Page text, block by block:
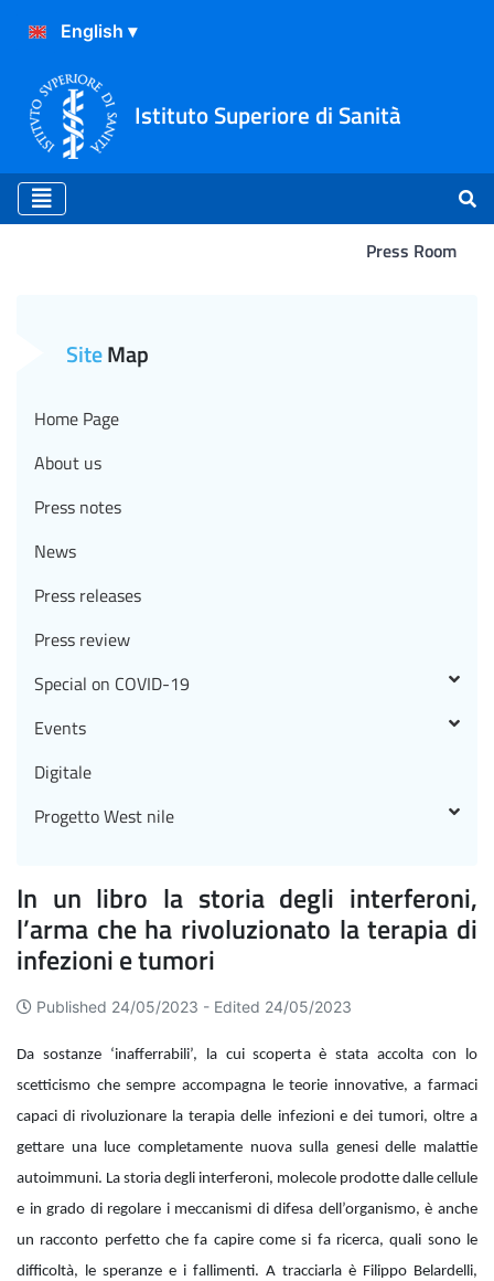
Istituto Superiore di Sanità
Press Room
In un libro la storia degli interferoni,
l’arma che ha rivoluzionato la terapia di
infezioni e tumori
Published 24/05/2023 - Edited 24/05/2023
Da sostanze ‘inafferrabili’, la cui scoperta è stata accolta con lo
scetticismo che sempre accompagna le teorie innovative, a farmaci
capaci di rivoluzionare la terapia delle infezioni e dei tumori, oltre a
gettare una luce completamente nuova sulla genesi delle malattie
autoimmuni. La storia degli interferoni, molecole prodotte dalle cellule
e in grado di regolare i meccanismi di difesa dell’organismo, è anche
un racconto perfetto che fa capire come si fa ricerca, quali sono le
difficoltà, le speranze e i fallimenti. A tracciarla è Filippo Belardelli,
SiteMap
Home Page
About us
Press notes
News
Press releases
Press review
Special on COVID-19
Events
Digitale
Progetto West nile